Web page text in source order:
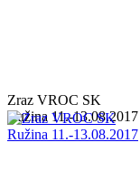
Zraz VROC SK
Ružina 11.-13.08.2017